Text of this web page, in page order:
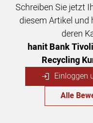
Schreiben Sie jetzt
diesem Artikel und
deren
hanit Bank
Recycling
Einloggen
Alle